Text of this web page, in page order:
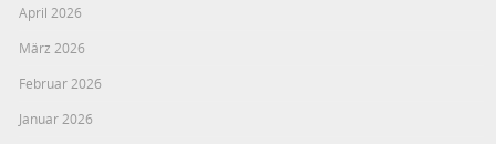
April 2026
März 2026
Februar 2026
Januar 2026